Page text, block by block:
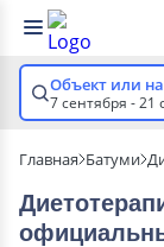
Объект или
7 сентября - 21
Главная Батуми